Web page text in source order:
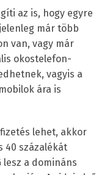
az is, hogy egyre
már több
van, vagy már
okostelefon-
vagyis a
ára is
lehet, akkor
40 százalékát
lesz a domináns